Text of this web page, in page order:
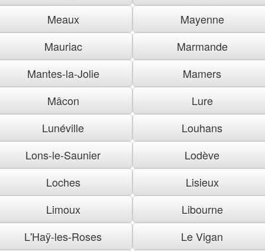
Meaux
Mayenne
Mauriac
Marmande
Mantes-la-Jolie
Mamers
Mâcon
Lure
Lunéville
Louhans
Lons-le-Saunier
Lodève
Loches
Lisieux
Limoux
Libourne
L'Haÿ-les-Roses
Le Vigan